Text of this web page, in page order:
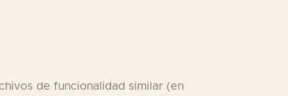
de funcionalidad similar (en